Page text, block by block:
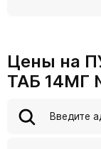
Цены на
ТАБ 14МГ